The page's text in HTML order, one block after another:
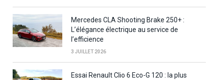
Mercedes CLA Shooting Brake 250+ :
L’élégance électrique au service de
l’efficience
3 JUILLET 2026
Essai Renault Clio 6 Eco-G 120 : la plus